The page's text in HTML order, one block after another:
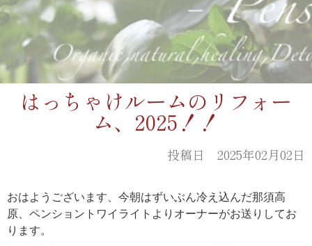
はっちゃけルームのリフォー
ム、2025！！
投稿日 2025年02月02日
おはようございます、今朝はずいぶん冷え込んだ那須高
原、ペンショントワイライトよりオーナーがお送りしてお
ります。